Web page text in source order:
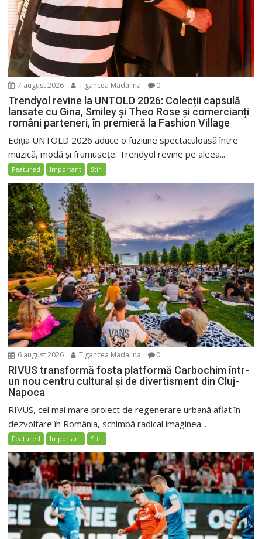
7 august 2026 Tigancea Madalina 0
Trendyol revine la UNTOLD 2026: Colecții capsulă
lansate cu Gina, Smiley și Theo Rose și comercianți
români parteneri, în premieră la Fashion Village
Ediția UNTOLD 2026 aduce o fuziune spectaculoasă între
muzică, modă și frumusețe. Trendyol revine pe aleea...
Featured Important Stiri
6 august 2026 Tigancea Madalina 0
RIVUS transformă fosta platformă Carbochim într-
un nou centru cultural și de divertisment din Cluj-
Napoca
RIVUS, cel mai mare proiect de regenerare urbană aflat în
dezvoltare în România, schimbă radical imaginea...
Featured Important Stiri